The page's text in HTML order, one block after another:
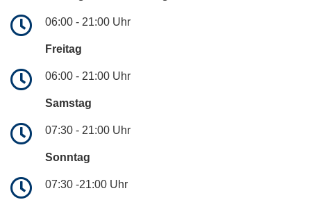
06:00 - 21:00 Uhr
Freitag
06:00 - 21:00 Uhr
Samstag
07:30 - 21:00 Uhr
Sonntag
07:30 -21:00 Uhr